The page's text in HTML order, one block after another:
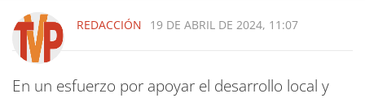
REDACCIÓN 19 DE ABRIL DE 2024, 11:07
En un esfuerzo por apoyar el desarrollo local y